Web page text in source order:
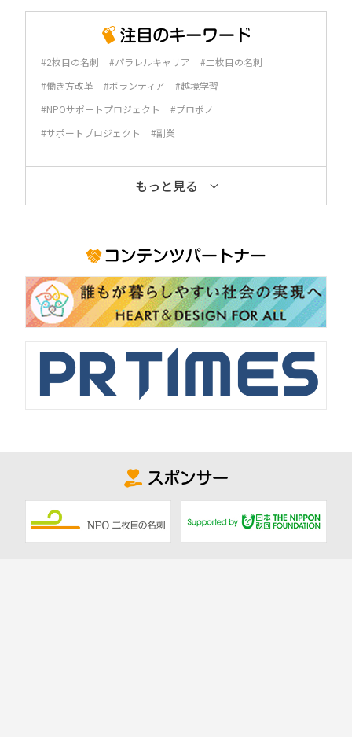
#2枚目の名刺 #パラレルキャリア
#二枚目の名刺
#働き方改革
#ボランティア
#越境学習
#NPOサポートプロジェクト
#プロボノ
#サポートプロジェクト
#副業
もっと見る